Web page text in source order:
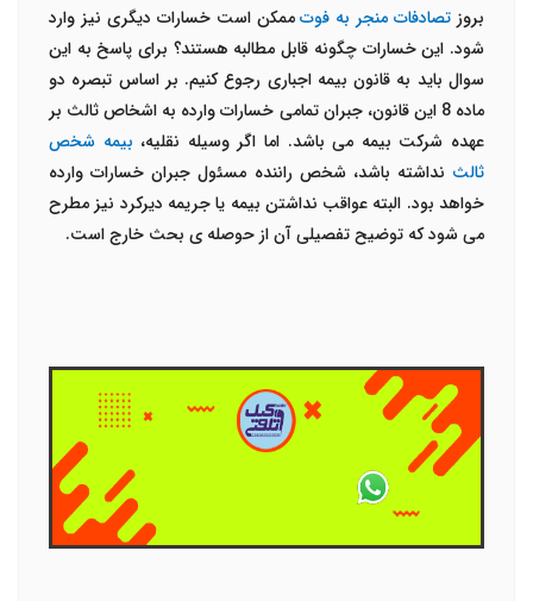
بروز تصادفات منجر به فوتممکن است خسارات دیگری نیز وارد
شود. این خسارات چگونه قابل مطالبه هستند؟ برای پاسخ به این
سوال باید به قانون بیمه اجباری رجوع کنیم. بر اساس تبصره دو
ماده 8 این قانون، جبران تمامی خسارات وارده به اشخاص ثالث بر
عهده شرکت بیمه می باشد. اما اگر وسیله نقلیه، بیمه شخص
ثالث نداشته باشد، شخص راننده مسئول جبران خسارات وارده
خواهد بود. البته عواقب نداشتن بیمه یا جریمه دیرکرد نیز مطرح
می شود که توضیح تفصیلی آن از حوصله ی بحث خارج است.